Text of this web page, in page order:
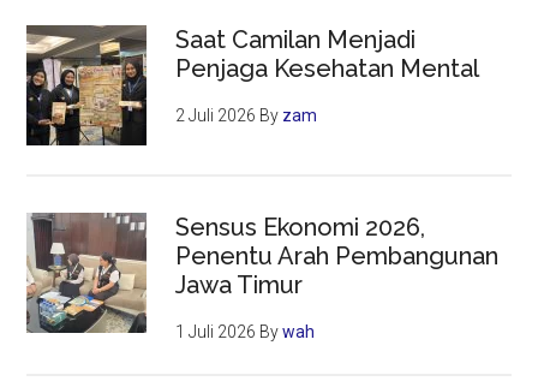
Saat Camilan Menjadi
Penjaga Kesehatan Mental
2 Juli 2026 By zam
Sensus Ekonomi 2026,
Penentu Arah Pembangunan
Jawa Timur
1 Juli 2026 Bywah